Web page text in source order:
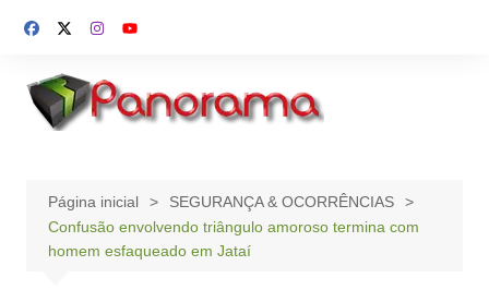
para
conteúdo
Página inicial
SEGURANÇA & OCORRÊNCIAS
Confusão envolvendo triângulo amoroso termina com
homem esfaqueado em Jataí